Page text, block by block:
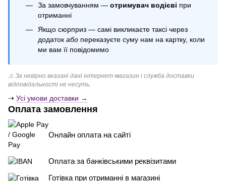
Повітряні кульки сердечка
За замовчуванням — отримувач водієві при
отриманні
Якщо сюрприз — самі викликаєте таксі через
додаток або переказуєте суму нам на картку, коли
ми вам її повідомимо
⚠ За невірно вказані дані інтернет-магазин і служба доставки
відповідальності не несуть.
⇢ Усі умови доставки →
Оплата замовлення
Онлайн оплата на сайті
Оплата за банківськими реквізитами
Готівка при отриманні в магазині